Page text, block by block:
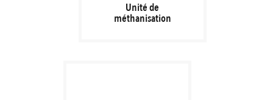
Unité de
méthanisation